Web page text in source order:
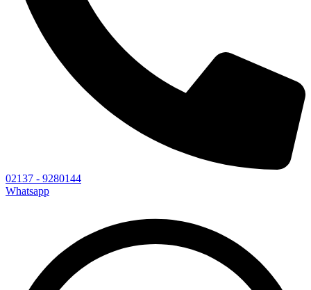
02137 - 9280144
Whatsapp